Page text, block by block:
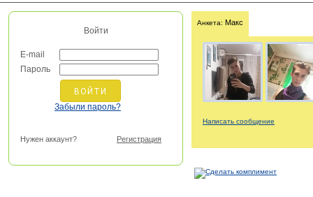
Войти
E-mail
Пароль
Забыли пароль?
Нужен аккаунт? Регистрация
Анкета: Макс
Написать сообщение